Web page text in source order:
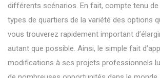
différents scénarios. En fait, compte tenu de
types de quartiers de la variété des options
vous trouverez rapidement important
autant que possible. Ainsi, le simple fait
modifications à ses projets professionnels